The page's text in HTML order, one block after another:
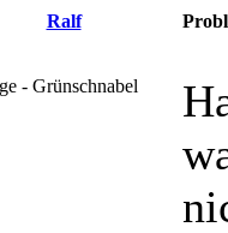
Ralf
- Grünschnabel